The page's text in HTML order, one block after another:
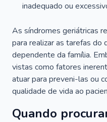
inadequado ou
As síndromes geriátricas
para realizar as tarefas do
dependente da família.
vistas como fatores
atuar para preveni-las ou
qualidade de vida ao
Quando